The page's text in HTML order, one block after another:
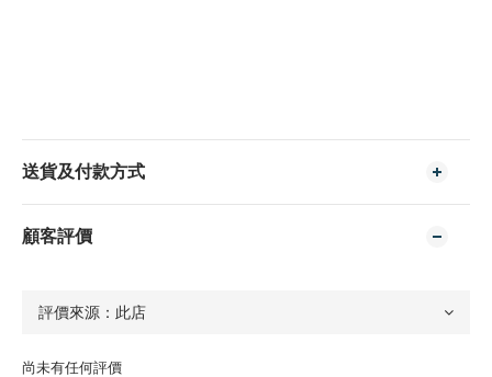
送貨及付款方式
顧客評價
尚未有任何評價